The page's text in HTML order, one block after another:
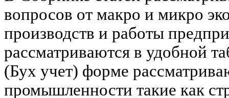
вопросов от макро и микро
производств и работы
рассматриваются в удобной
(Бух учет) форме
промышленности такие как